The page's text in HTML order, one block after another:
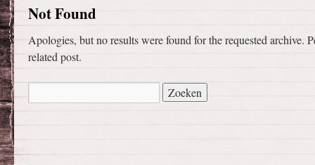
Not Found
Apologies, but no results were found for the requested archive.
related post.